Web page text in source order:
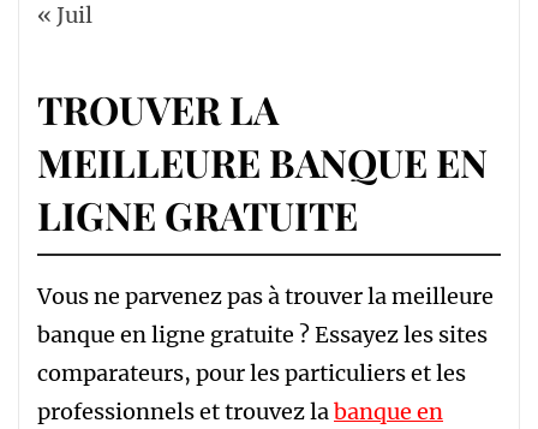
« Juil
TROUVER LA
MEILLEURE BANQUE EN
LIGNE GRATUITE
Vous ne parvenez pas à trouver la meilleure
banque en ligne gratuite ? Essayez les sites
comparateurs, pour les particuliers et les
professionnels et trouvez labanque en